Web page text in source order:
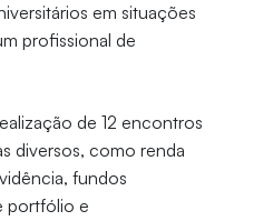
em situações
profissional de
de 12 encontros
diversos, como renda
fundos
portfólio e